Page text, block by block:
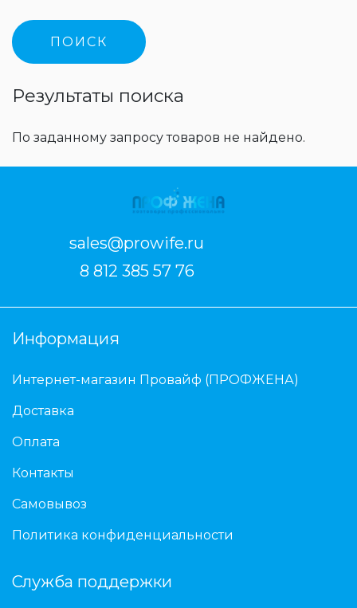
Результаты поиска
По заданному запросу товаров не найдено.
sales@prowife.ru
8 812 385 57 76
Информация
Интернет-магазин Провайф (ПРОФЖЕНА)
Доставка
Оплата
Контакты
Самовывоз
Политика конфиденциальности
Служба поддержки